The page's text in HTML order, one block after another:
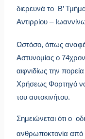
διερευνά το Β’
Αντιρρίου –
Ωστόσο, όπως
Αστυνομίας ο
αιφνιδίως την
Χρήσεως Φορτηγό
του αυτοκινήτου.
Σημειώνεται ότι ο
ανθρωποκτονία από